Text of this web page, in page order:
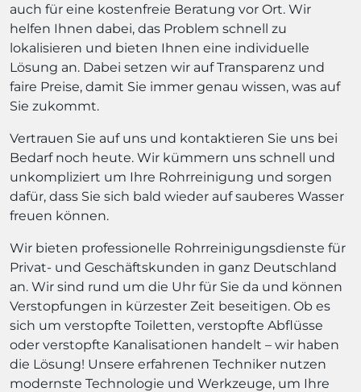
auch für eine kostenfreie Beratung vor Ort. Wir
helfen Ihnen dabei, das Problem schnell zu
lokalisieren und bieten Ihnen eine individuelle
Lösung an. Dabei setzen wir auf Transparenz und
faire Preise, damit Sie immer genau wissen, was auf
Sie zukommt.
Vertrauen Sie auf uns und kontaktieren Sie uns bei
Bedarf noch heute. Wir kümmern uns schnell und
unkompliziert um Ihre Rohrreinigung und sorgen
dafür, dass Sie sich bald wieder auf sauberes Wasser
freuen können.
Wir bieten professionelle Rohrreinigungsdienste für
Privat- und Geschäftskunden in ganz Deutschland
an. Wir sind rund um die Uhr für Sie da und können
Verstopfungen in kürzester Zeit beseitigen. Ob es
sich um verstopfte Toiletten, verstopfte Abflüsse
oder verstopfte Kanalisationen handelt – wir haben
die Lösung! Unsere erfahrenen Techniker nutzen
modernste Technologie und Werkzeuge, um Ihre